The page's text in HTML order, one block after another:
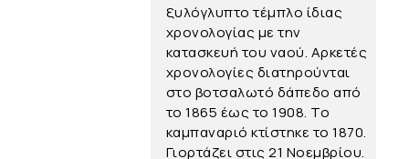
ξυλόγλυπτο τέμπλο ίδιας
χρονολογίας με την
κατασκευή του ναού. Αρκετές
χρονολογίες διατηρούνται
στο βοτσαλωτό δάπεδο από
το 1865 έως το 1908. Το
καμπαναριό κτίστηκε το 1870.
Γιορτάζει στις 21 Νοεμβρίου.